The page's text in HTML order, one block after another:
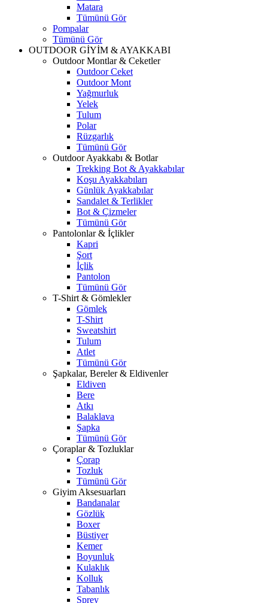
Matara
Tümünü Gör
Pompalar
Tümünü Gör
OUTDOOR GİYİM & AYAKKABI
Outdoor Montlar & Ceketler
Outdoor Ceket
Outdoor Mont
Yağmurluk
Yelek
Tulum
Polar
Rüzgarlık
Tümünü Gör
Outdoor Ayakkabı & Botlar
Trekking Bot & Ayakkabılar
Koşu Ayakkabıları
Günlük Ayakkabılar
Sandalet & Terlikler
Bot & Çizmeler
Tümünü Gör
Pantolonlar & İçlikler
Kapri
Şort
İçlik
Pantolon
Tümünü Gör
T-Shirt & Gömlekler
Gömlek
T-Shirt
Sweatshirt
Tulum
Atlet
Tümünü Gör
Şapkalar, Bereler & Eldivenler
Eldiven
Bere
Atkı
Balaklava
Şapka
Tümünü Gör
Çoraplar & Tozluklar
Çorap
Tozluk
Tümünü Gör
Giyim Aksesuarları
Bandanalar
Gözlük
Boxer
Büstiyer
Kemer
Boyunluk
Kulaklık
Kolluk
Tabanlık
Sprey